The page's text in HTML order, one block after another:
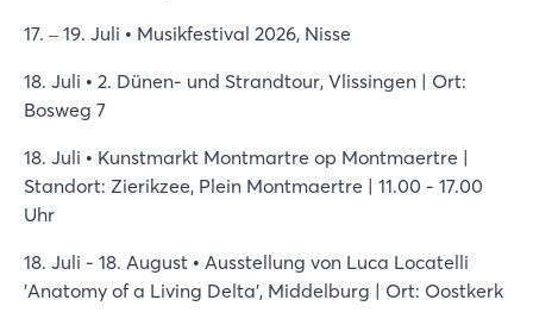
17. – 19. Juli • Musikfestival 2026, Nisse
18. Juli • 2. Dünen- und Strandtour, Vlissingen | Ort:
Bosweg 7
18. Juli • Kunstmarkt Montmartre op Montmaertre |
Standort: Zierikzee, Plein Montmaertre | 11.00 - 17.00
Uhr
18. Juli - 18. August • Ausstellung von Luca Locatelli
'Anatomy of a Living Delta', Middelburg | Ort: Oostkerk